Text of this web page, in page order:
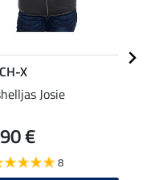
X
Josie
€
8